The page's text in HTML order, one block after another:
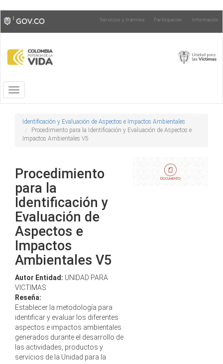
Pasar
al
contenido
Toggle
high
contrast
Servicios y trámites Participación Información
Toggle
navigation
Identificación y Evaluación de Aspectos e Impactos Ambientales
Procedimiento para la Identificación y Evaluación de Aspectos e
Impactos Ambientales V5
Procedimiento
para la
Identificación y
Evaluación de
Aspectos e
Impactos
Ambientales V5
Autor Entidad: UNIDAD PARA
VICTIMAS
Reseña:
Establecer la metodología para
identificar y evaluar los diferentes
aspectos e impactos ambientales
generados durante el desarrollo de
las actividades, productos y
servicios de la Unidad para la